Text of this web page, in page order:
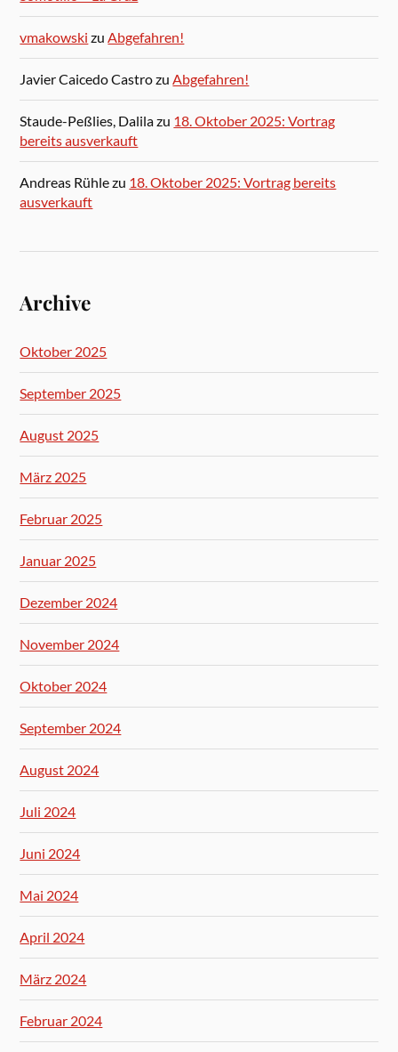
vmakowski zuAbgefahren!
Javier Caicedo CastrozuAbgefahren!
Staude-Peßlies, Dalilazu 18. Oktober 2025: Vortrag
bereits ausverkauft
Andreas Rühlezu 18. Oktober 2025: Vortrag bereits
ausverkauft
Archive
Oktober 2025
September 2025
August 2025
März 2025
Februar 2025
Januar 2025
Dezember 2024
November 2024
Oktober 2024
September 2024
August 2024
Juli 2024
Juni 2024
Mai 2024
April 2024
März 2024
Februar 2024